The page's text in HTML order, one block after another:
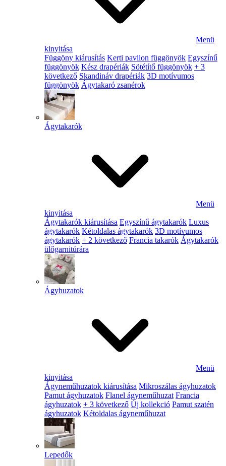
Menü
kinyitása
Függöny kiárusítás Kerti pavilon függönyök Egyszínű
függönyök Kész drapériák Sötétítő függönyök + 3
következő Skandináv drapériák 3D motívumos
függönyök Ágytakaró zsanérok
Ágytakarók
Menü
kinyitása
Ágytakarók kiárusítása Egyszínű ágytakarók Luxus
ágytakarók Kétoldalas ágytakarók 3D motívumos
ágytakarók + 2 következő Francia takarók Ágytakarók
ülőgarnitúrára
Ágyhuzatok
Menü
kinyitása
Ágyneműhuzatok kiárusítása Mikroszálas ágyhuzatok
Pamut ágyhuzatok Flanel ágyneműhuzat Francia
ágyhuzatok + 3 következő Új kollekció Pamut szatén
ágyhuzatok Kétoldalas ágyneműhuzat
Lepedők